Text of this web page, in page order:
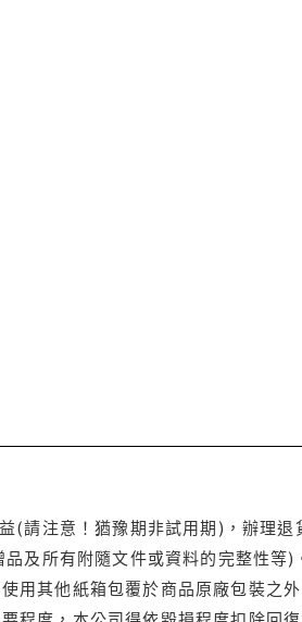
(請注意！猶豫期非試用期)，辦理退
及所有附隨文件或資料的完整性等)
用其他紙箱包覆於商品原廠包裝之